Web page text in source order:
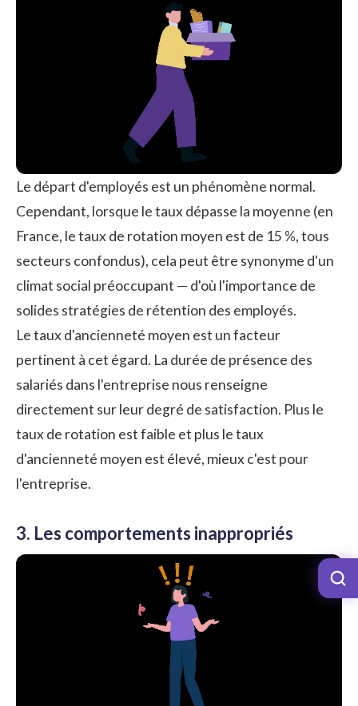
Le départ d'employés est un phénomène normal.
Cependant, lorsque le taux dépasse la moyenne (en
France, le taux de rotation moyen est de 15 %, tous
secteurs confondus), cela peut être synonyme d'un
climat social préoccupant — d'où l'importance de
solides stratégies de rétention des employés.
Le taux d'ancienneté moyen est un facteur
pertinent à cet égard. La durée de présence des
salariés dans l'entreprise nous renseigne
directement sur leur degré de satisfaction. Plus le
taux de rotation est faible et plus le taux
d'ancienneté moyen est élevé, mieux c'est pour
l'entreprise.
3. Les comportements inappropriés